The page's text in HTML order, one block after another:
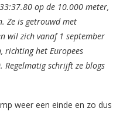
op de 10.000 meter,
Ze is getrouwd met
wil zich vanaf 1 september
richting het Europees
schrijft ze blogs
weer een einde en zo dus